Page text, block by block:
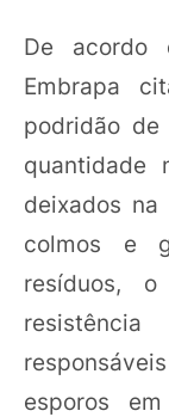
De acordo
Embrapa
podridão
quantidade
deixados na
colmos e
resíduos,
esporos